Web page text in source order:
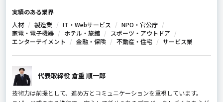
実績のある業界
人材
製造業 IT・Webサービス
NPO・官公庁
家電・電子機器
ホテル・旅館
スポーツ・アウトドア
エンターテイメント
金融・保険 不動産・住宅 サービス業
代表取締役 倉重 順一郎
技術力は前提として、進め方とコミュニケーションを重視しています。